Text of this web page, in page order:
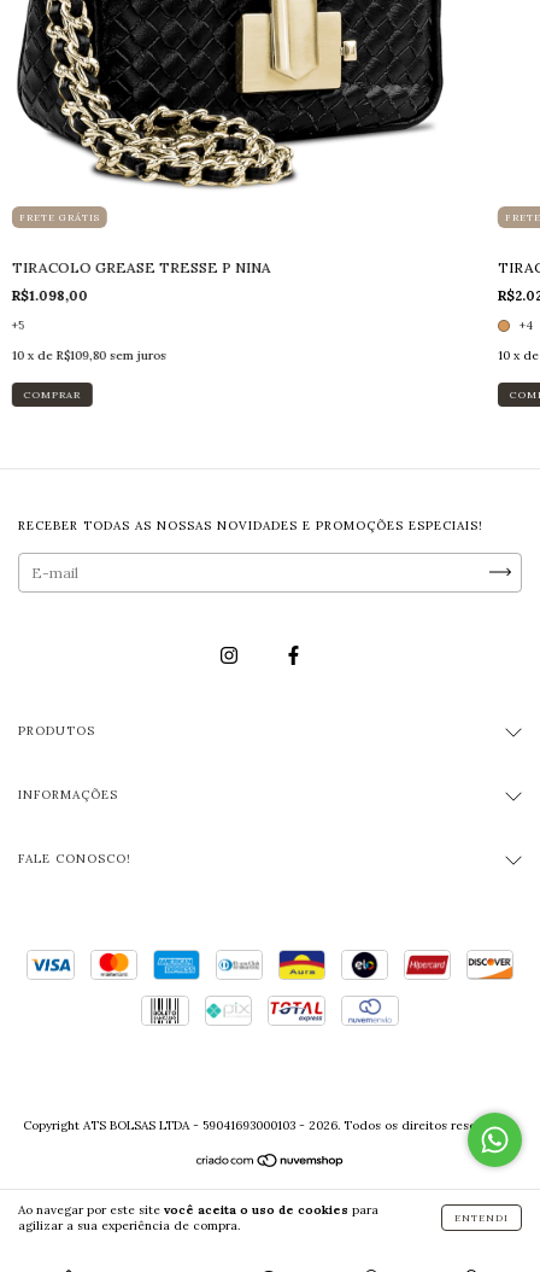
Ao navegar por este site você aceita o uso de cookies para
agilizar a sua experiência de compra.
ENTENDI
FRETE GRÁTIS
TIRACOLO GREASE TRESSE P NINA
R$1.098,00
+5
10 x de R$109,80 sem juros
COMPRAR
+4
10 x
RECEBER TODAS AS NOSSAS NOVIDADES E PROMOÇÕES ESPECIAIS!
PRODUTOS
INFORMAÇÕES
FALE CONOSCO!
Copyright ATS BOLSAS LTDA - 59041693000103 - 2026. Todos os direitos reservados.